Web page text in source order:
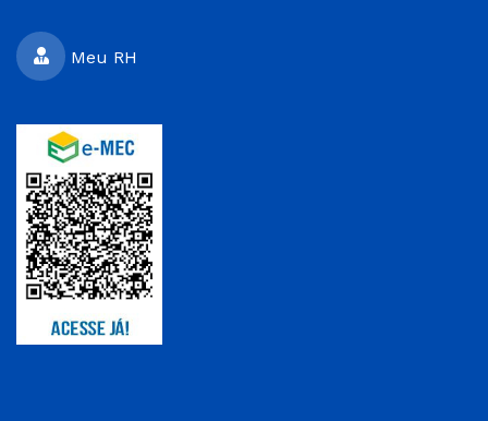
Meu RH